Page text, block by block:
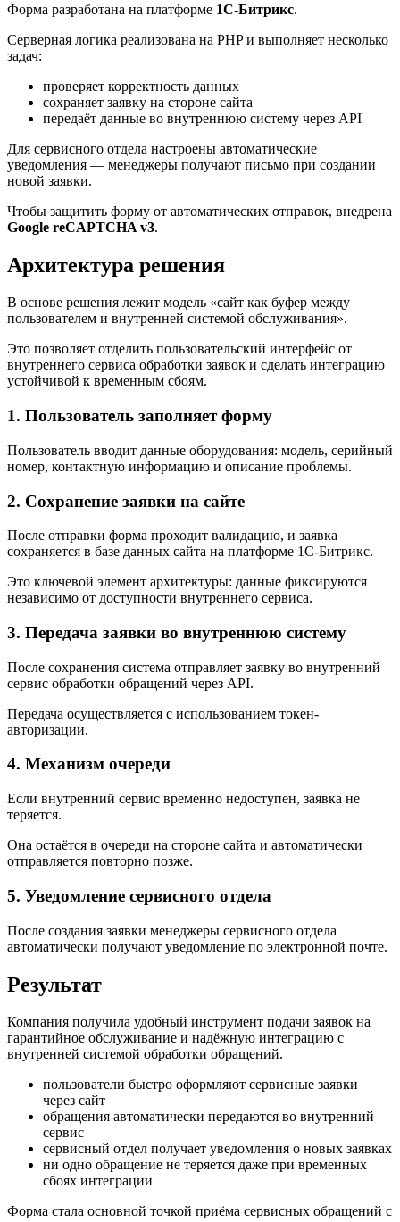
Форма разработана на платформе 1С-Битрикс.
Серверная логика реализована на PHP и выполняет несколько
задач:
проверяет корректность данных
сохраняет заявку на стороне сайта
передаёт данные во внутреннюю систему через API
Для сервисного отдела настроены автоматические
уведомления — менеджеры получают письмо при создании
новой заявки.
Чтобы защитить форму от автоматических отправок, внедрена
Google reCAPTCHA v3.
Архитектура решения
В основе решения лежит модель «сайт как буфер между
пользователем и внутренней системой обслуживания».
Это позволяет отделить пользовательский интерфейс от
внутреннего сервиса обработки заявок и сделать интеграцию
устойчивой к временным сбоям.
1. Пользователь заполняет форму
Пользователь вводит данные оборудования: модель, серийный
номер, контактную информацию и описание проблемы.
2. Сохранение заявки на сайте
После отправки форма проходит валидацию, и заявка
сохраняется в базе данных сайта на платформе 1С-Битрикс.
Это ключевой элемент архитектуры: данные фиксируются
независимо от доступности внутреннего сервиса.
3. Передача заявки во внутреннюю систему
После сохранения система отправляет заявку во внутренний
сервис обработки обращений через API.
Передача осуществляется с использованием токен-
авторизации.
4. Механизм очереди
Если внутренний сервис временно недоступен, заявка не
теряется.
Она остаётся в очереди на стороне сайта и автоматически
отправляется повторно позже.
5. Уведомление сервисного отдела
После создания заявки менеджеры сервисного отдела
автоматически получают уведомление по электронной почте.
Результат
Компания получила удобный инструмент подачи заявок на
гарантийное обслуживание и надёжную интеграцию с
внутренней системой обработки обращений.
пользователи быстро оформляют сервисные заявки
через сайт
обращения автоматически передаются во внутренний
сервис
сервисный отдел получает уведомления о новых заявках
ни одно обращение не теряется даже при временных
сбоях интеграции
Форма стала основной точкой приёма сервисных обращений с